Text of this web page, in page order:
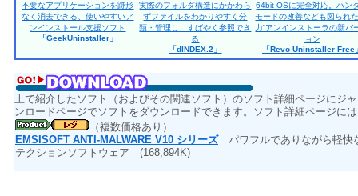
不要なアプリケーションを跡形
なく消去できる、使いやすいア
ンインストール支援ソフト
「GeekUninstaller」
実際のフォルダ構造にかかわら
ずファイルをわかりやすく分
類・管理し、すばやく参照でき
る
「dINDEX.2」
64bit OSに完全対応。ハン
モードの改善なども図られ
力”アンインストーラの新バ
ョン
「Revo Uninstaller Free
上で紹介したソフト（およびその関連ソフト）のソフト詳細ページにジ
ンロードページでソフトをダウンロードできます。ソフト詳細ページに
（複数価格あり）
EMSISOFT ANTI-MALWARE V10 シリーズパワフルでありながら軽快
テクションソフトウェア (168,894K)